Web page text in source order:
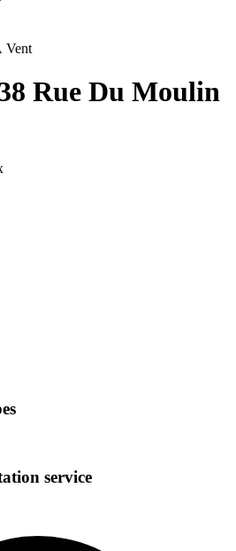
Vent
Rue Du Moulin
service